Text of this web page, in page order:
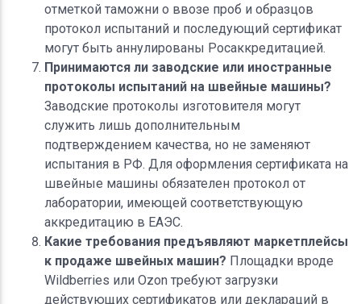
отметкой таможни о ввозе проб и образцов
протокол испытаний и последующий сертификат
могут быть аннулированы Росаккредитацией.
Принимаются ли заводские или иностранные
протоколы испытаний на швейные машины?
Заводские протоколы изготовителя могут
служить лишь дополнительным
подтверждением качества, но не заменяют
испытания в РФ. Для оформления сертификата на
швейные машины обязателен протокол от
лаборатории, имеющей соответствующую
аккредитацию в ЕАЭС.
Какие требования предъявляют маркетплейсы
к продаже швейных машин? Площадки вроде
Wildberries или Ozon требуют загрузки
действующих сертификатов или деклараций в